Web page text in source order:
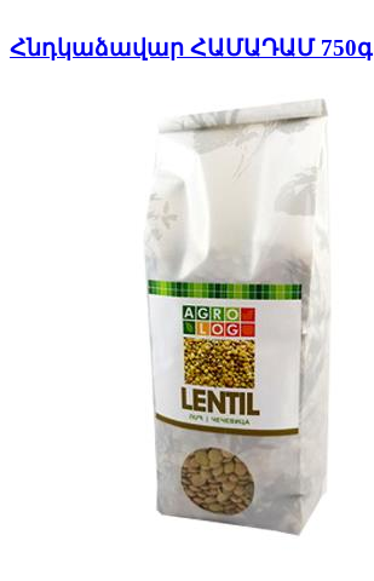
Հնդկաձավար ՀԱՄԱԴԱՄ 750գ